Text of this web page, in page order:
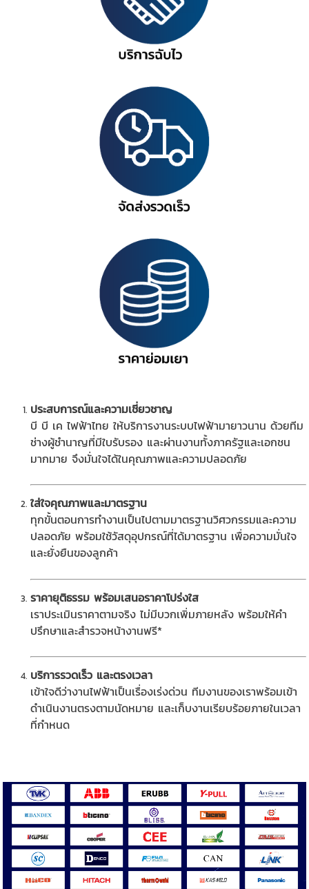
ประสบการณ์และความเชี่ยวชาญ
บี บี เค ไฟฟ้าไทย ให้บริการงานระบบไฟฟ้ามายาวนาน ด้วยทีม
ช่างผู้ชำนาญที่มีใบรับรอง และผ่านงานทั้งภาครัฐและเอกชน
มากมาย จึงมั่นใจได้ในคุณภาพและความปลอดภัย
ใส่ใจคุณภาพและมาตรฐาน
ทุกขั้นตอนการทำงานเป็นไปตามมาตรฐานวิศวกรรมและความ
ปลอดภัย พร้อมใช้วัสดุอุปกรณ์ที่ได้มาตรฐาน เพื่อความมั่นใจ
และยั่งยืนของลูกค้า
ราคายุติธรรม พร้อมเสนอราคาโปร่งใส
เราประเมินราคาตามจริง ไม่มีบวกเพิ่มภายหลัง พร้อมให้คำ
ปรึกษาและสำรวจหน้างานฟรี*
บริการรวดเร็ว และตรงเวลา
เข้าใจดีว่างานไฟฟ้าเป็นเรื่องเร่งด่วน ทีมงานของเราพร้อมเข้า
ดำเนินงานตรงตามนัดหมาย และเก็บงานเรียบร้อยภายในเวลา
ที่กำหนด